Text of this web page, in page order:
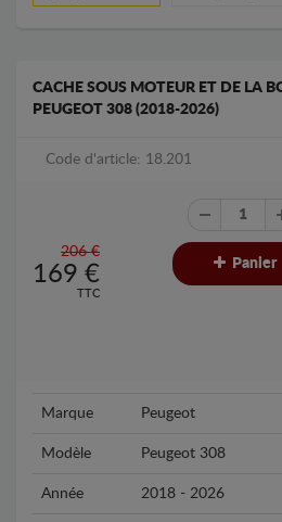
CACHE SOUS MOTEUR ET DE LA
PEUGEOT 308 (2018-2026)
Code d'article: 18.201
206 €
169 €
TTC
Panier
Marque Peugeot
Modèle Peugeot 308
Année 2018 - 2026